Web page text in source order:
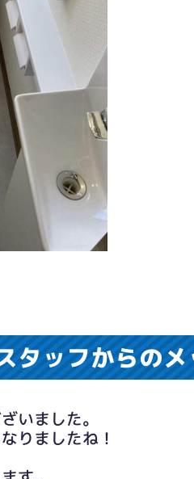
タッフからの
いました。
りましたね！